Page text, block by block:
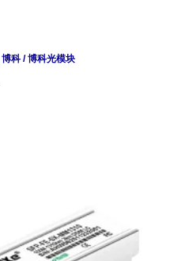
博科/博科光模块